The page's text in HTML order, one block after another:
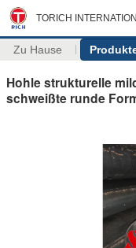
TORICH
Zu Hause
Hohle strukturelle
schweißte runde